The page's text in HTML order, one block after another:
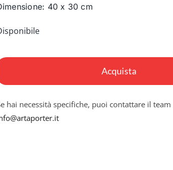
40 x 30 cm
Acquista
hai necessità specifiche, puoi contattare il